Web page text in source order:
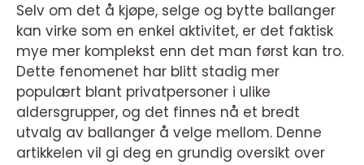
Selv om det å kjøpe, selge og bytte ballanger
kan virke som en enkel aktivitet, er det faktisk
mye mer komplekst enn det man først kan tro.
Dette fenomenet har blitt stadig mer
populært blant privatpersoner i ulike
aldersgrupper, og det finnes nå et bredt
utvalg av ballanger å velge mellom. Denne
artikkelen vil gi deg en grundig oversikt over